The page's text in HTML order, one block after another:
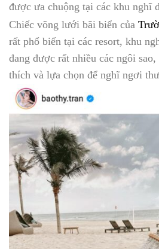
được ưa chuộng tại các khu nghĩ
Chiếc võng lưới bãi biển của
rất phổ biến tại các resort, khu
đang được rất nhiều các ngôi
thích và lựa chọn để nghĩ ngơi